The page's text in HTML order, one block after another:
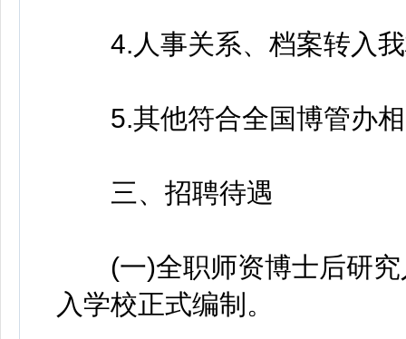
4.人事关系、档案转入我
5.其他符合全国博管办相
三、招聘待遇
(一)全职师资博士后研究
入学校正式编制。